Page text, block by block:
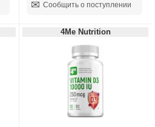
Сообщить о поступлении
4Me Nutrition